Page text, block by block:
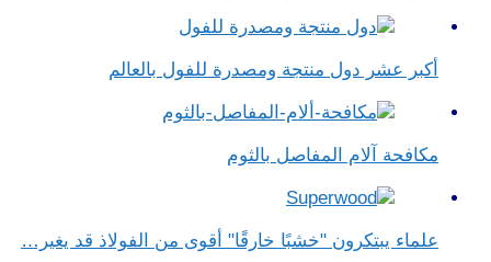
أكبر عشر دول منتجة ومصدرة للفول بالعالم
مكافحة آلام المفاصل بالثوم
علماء يبتكرون "خشبًا خارقًا" أقوى من الفولاذ قد يغير…